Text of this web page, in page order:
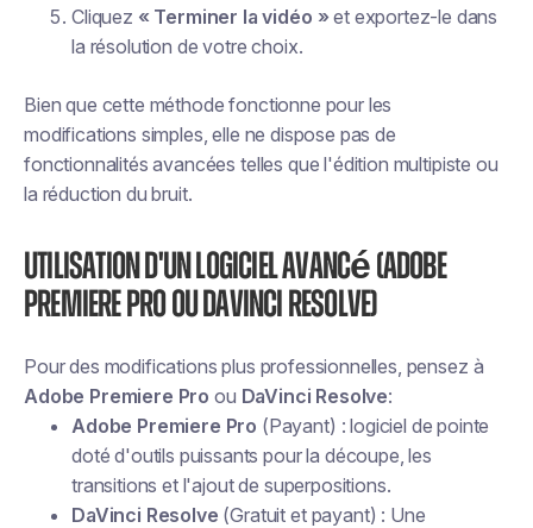
Cliquez « Terminer la vidéo »et exportez-le dans
la résolution de votre choix.
Bien que cette méthode fonctionne pour les
modifications simples, elle ne dispose pas de
fonctionnalités avancées telles que l'édition multipiste ou
la réduction du bruit.
Utilisation d'un logiciel avancé (Adobe
Premiere Pro ou DaVinci Resolve)
Pour des modifications plus professionnelles, pensez à
Adobe Premiere Pro ou DaVinci Resolve:
Adobe Premiere Pro (Payant) : logiciel de pointe
doté d'outils puissants pour la découpe, les
transitions et l'ajout de superpositions.
DaVinci Resolve (Gratuit et payant) : Une